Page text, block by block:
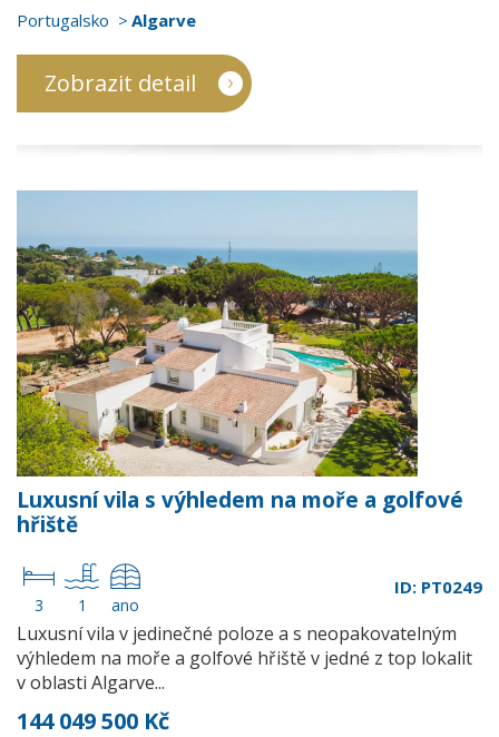
Portugalsko Algarve
Zobrazit detail
Luxusní vila s výhledem na moře a golfové
hřiště
3 1 ano
ID: PT0249
Luxusní vila v jedinečné poloze a s neopakovatelným
výhledem na moře a golfové hřiště v jedné z top lokalit
v oblasti Algarve...
144 049 500 Kč